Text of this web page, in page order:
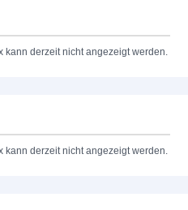
kann derzeit nicht angezeigt werden.
kann derzeit nicht angezeigt werden.